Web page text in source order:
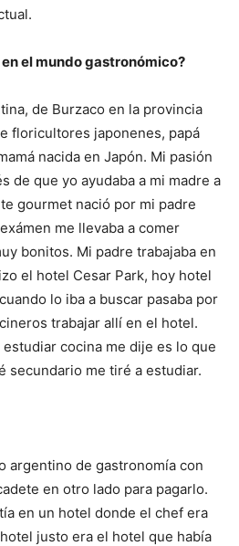
el mundo gastronómico?
de Burzaco en la provincia
floricultores japonenes, papá
nacida en Japón. Mi pasión
de que yo ayudaba a mi madre a
gourmet nació por mi padre
me llevaba a comer
bonitos. Mi padre trabajaba en
el hotel Cesar Park, hoy hotel
lo iba a buscar pasaba por
trabajar allí en el hotel.
cocina me dije es lo que
secundario me tiré a estudiar.
argentino de gastronomía con
en otro lado para pagarlo.
en un hotel donde el chef era
justo era el hotel que había